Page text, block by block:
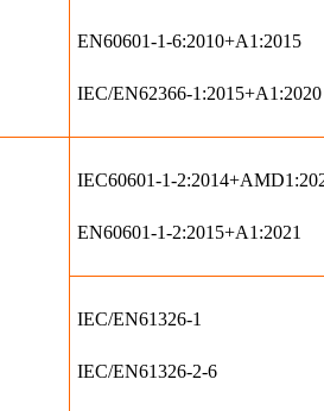
EN60601-1-6:2010+A1:2015
IEC/EN62366-1:2015+A1:2020
IEC60601-1-
EN60601-1-2:2015+A1:2021
IEC/EN61326-1
IEC/EN61326-2-6